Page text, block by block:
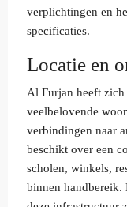
verplichtingen en
specificaties.
Locatie en
Al Furjan heeft
veelbelovende
verbindingen naar
beschikt over een
scholen, winkels,
binnen handbereik.